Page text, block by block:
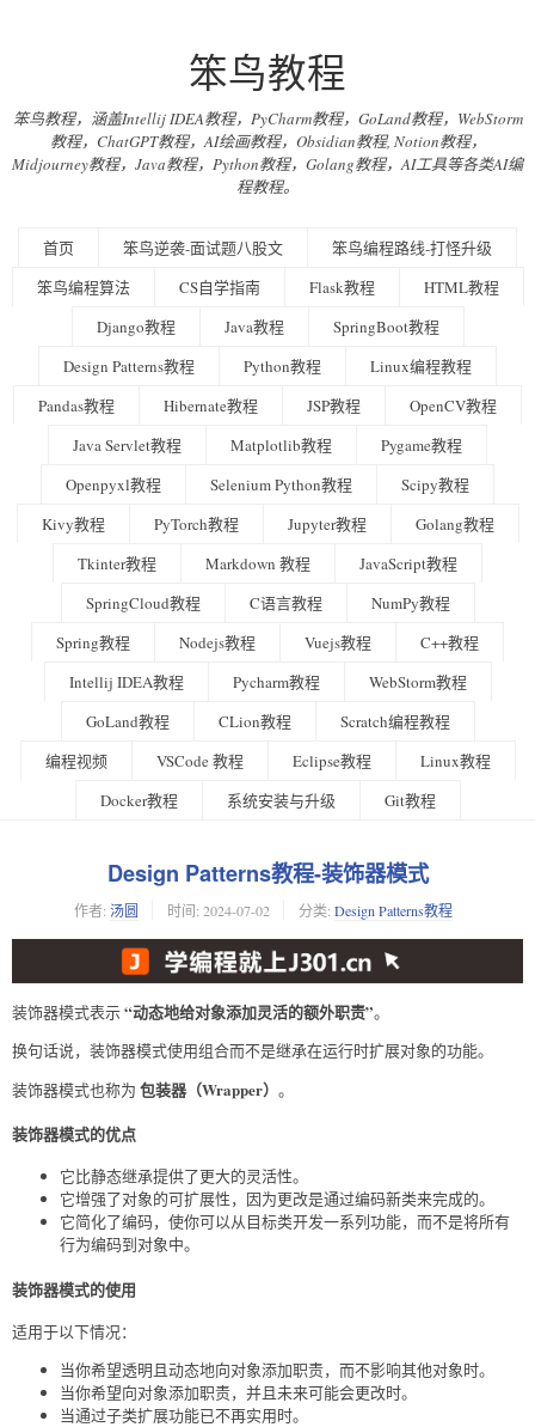
笨鸟教程
笨鸟教程，涵盖Intellij IDEA教程，PyCharm教程，GoLand教程，WebStorm
教程，ChatGPT教程，AI绘画教程，Obsidian教程, Notion教程，
Midjourney教程，Java教程，Python教程，Golang教程，AI工具等各类AI编
程教程。
首页 笨鸟逆袭-面试题八股文
笨鸟编程路线-打怪升级
笨鸟编程算法
CS自学指南 Flask教程
HTML教程
Django教程
Java教程
SpringBoot教程
Design Patterns教程
Python教程
Linux编程教程
Pandas教程
Hibernate教程 JSP教程
OpenCV教程
Java Servlet教程
Matplotlib教程
Pygame教程
Openpyxl教程
Selenium Python教程
Scipy教程
Kivy教程
PyTorch教程 Jupyter教程
Golang教程
Tkinter教程
Markdown 教程
JavaScript教程
SpringCloud教程
C语言教程
NumPy教程
Spring教程
Nodejs教程 Vuejs教程
C++教程
Intellij IDEA教程
Pycharm教程
WebStorm教程
GoLand教程
CLion教程
Scratch编程教程
编程视频
VSCode 教程 Eclipse教程
Linux教程
Docker教程
系统安装与升级 Git教程
Design Patterns教程-装饰器模式
作者: 汤圆 时间: 2024-07-02 分类: Design Patterns教程
装饰器模式表示“动态地给对象添加灵活的额外职责”。
换句话说，装饰器模式使用组合而不是继承在运行时扩展对象的功能。
装饰器模式也称为 包装器（Wrapper） 。
装饰器模式的优点
它比静态继承提供了更大的灵活性。
它增强了对象的可扩展性，因为更改是通过编码新类来完成的。
它简化了编码，使你可以从目标类开发一系列功能，而不是将所有
行为编码到对象中。
装饰器模式的使用
适用于以下情况：
当你希望透明且动态地向对象添加职责，而不影响其他对象时。
当你希望向对象添加职责，并且未来可能会更改时。
当通过子类扩展功能已不再实用时。